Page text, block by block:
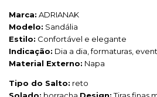
Marca: ADRIANAK
Modelo: Sandália
Estilo: Confortável e elegante
Indicação: Dia a dia, formaturas,
Material Externo: Napa
Tipo do Salto: reto